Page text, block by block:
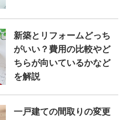
新築とリフォームどっち
がいい？費用の比較やど
ちらが向いているかなど
を解説
一戸建ての間取りの変更